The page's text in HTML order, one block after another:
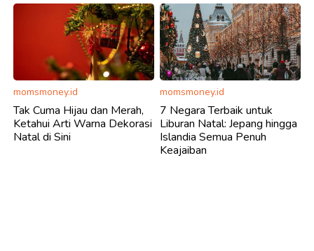
momsmoney.id
Tak Cuma Hijau dan Merah,
Ketahui Arti Warna Dekorasi
Natal di Sini
momsmoney.id
7 Negara Terbaik untuk
Liburan Natal: Jepang hingga
Islandia Semua Penuh
Keajaiban